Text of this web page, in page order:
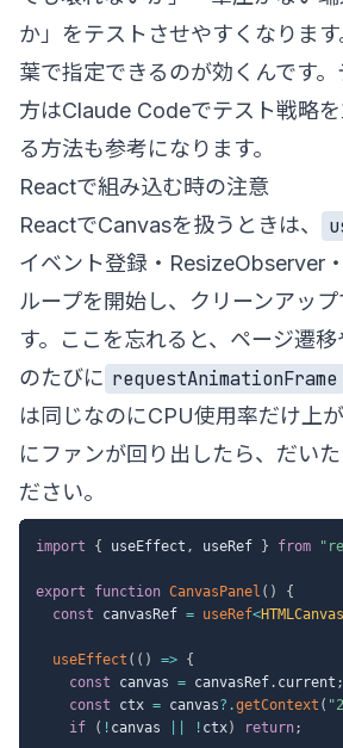
か」をテストさせやすくなりま
葉で指定できるのが効くんです
方はClaude Codeでテスト戦略
る方法も参考になります。
Reactで組み込む時の注意
ReactでCanvasを扱うときは、
イベント登録・ResizeObserver
ループを開始し、クリーンアッ
す。ここを忘れると、ページ遷
のたびに requestAnimationFrame
は同じなのにCPU使用率だけ上
にファンが回り出したら、だい
ださい。
import { useEffect , useRef } from
export function CanvasPanel ( )
{
const canvasRef = useRef<
useEffect ( ( ) => {
const canvas = canvasRef. current ;
const ctx = canvas?.getContext (
if
( ! canvas ! ctx) return;